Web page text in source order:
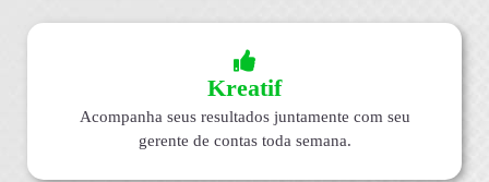
Kreatif
Acompanha seus resultados juntamente com seu
gerente de contas toda semana.